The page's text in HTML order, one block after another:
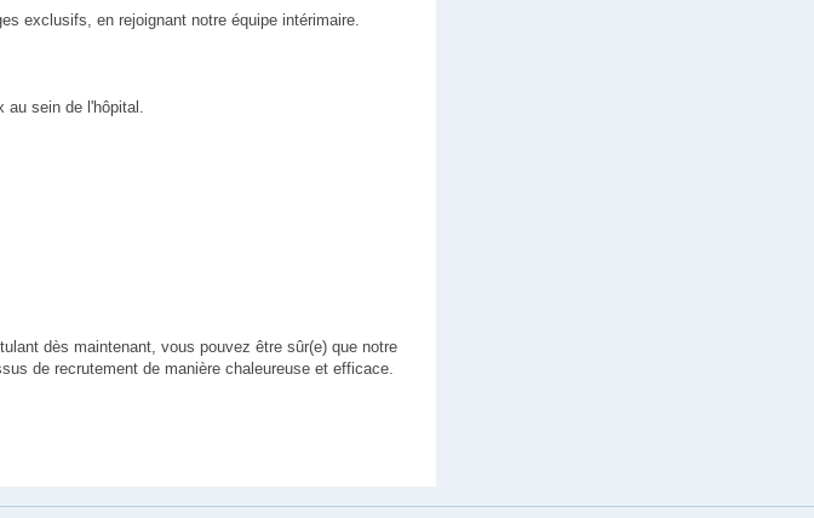
exclusifs, en rejoignant notre équipe intérimaire.
au sein de l'hôpital.
dès maintenant, vous pouvez être sûr(e) que notre
de recrutement de manière chaleureuse et efficace.